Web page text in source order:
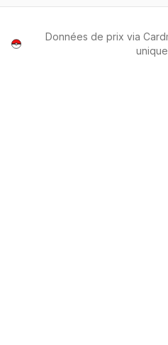
Données de prix via